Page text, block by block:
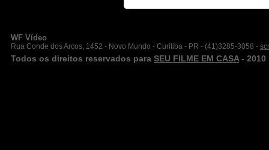
WF Vídeo
Rua Conde dos Arcos, 1452 - Novo Mundo - Curitiba - PR - (41)3285-3058 -
Todos os direitos reservados para SEU FILME EM CASA - 2010